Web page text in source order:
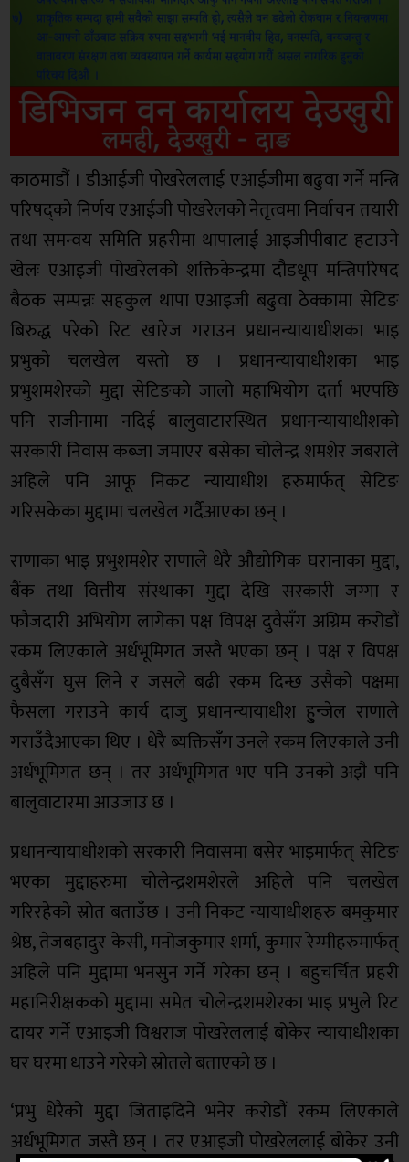
काठमाडौं । डीआईजी पोखरेललाई एआईजीमा बढुवा गर्ने मन्त्रि
परिषद‍्को निर्णय एआईजी पोखरेलको नेतृत्वमा निर्वाचन तयारी
तथा समन्वय समिति प्रहरीमा थापालाई आइजीपीबाट हटाउने
खेलः एआइजी पोखरेलको शक्तिकेन्द्रमा दौडधूप मन्त्रिपरिषद
बैठक सम्पन्नः सहकुल थापा एआइजी बढुवा ठेक्कामा सेटिङ
बिरुद्ध परेको रिट खारेज गराउन प्रधानन्यायाधीशका भाइ
प्रभुको चलखेल यस्तो छ । प्रधानन्यायाधीशका भाइ
प्रभुशमशेरको मुद्दा सेटिङको जालो महाभियोग दर्ता भएपछि
पनि राजीनामा नदिई बालुवाटारस्थित प्रधानन्यायाधीशको
सरकारी निवास कब्जा जमाएर बसेका चोलेन्द्र शमशेर जबराले
अहिले पनि आफू निकट न्यायाधीश हरुमार्फत् सेटिङ
गरिसकेका मुद्दामा चलखेल गर्दैआएका छन् ।
राणाका भाइ प्रभुशमशेर राणाले धेरै औद्योगिक घरानाका मुद्दा,
बैंक तथा वित्तीय संस्थाका मुद्दा देखि सरकारी जग्गा र
फौजदारी अभियोग लागेका पक्ष विपक्ष दुवैसँग अग्रिम करोडौं
रकम लिएकाले अर्धभूमिगत जस्तै भएका छन् । पक्ष र विपक्ष
दुबैसँग घुस लिने र जसले बढी रकम दिन्छ उसैको पक्षमा
फैसला गराउने कार्य दाजु प्रधानन्यायाधीश हु्न्जेल राणाले
गराउँदैआएका थिए । धेरै ब्यक्तिसँग उनले रकम लिएकाले उनी
अर्धभूमिगत छन् । तर अर्धभूमिगत भए पनि उनकोे अझै पनि
बालुवाटारमा आउजाउ छ ।
प्रधानन्यायाधीशको सरकारी निवासमा बसेर भाइमार्फत् सेटिङ
भएका मुद्दाहरुमा चोलेन्द्रशमशेरले अहिले पनि चलखेल
गरिरहेको स्रोत बताउँछ । उनी निकट न्यायाधीशहरु बमकुमार
श्रेष्ठ, तेजबहादुर केसी, मनोजकुमार शर्मा, कुमार रेग्मीहरुमार्फत्
अहिले पनि मुद्दामा भनसुन गर्ने गरेका छन् । बहुचर्चित प्रहरी
महानिरीक्षकको मुद्दामा समेत चोलेन्द्रशमशेरका भाइ प्रभुले रिट
दायर गर्ने एआइजी विश्वराज पोखरेललाई बोकेर न्यायाधीशका
घर घरमा धाउने गरेको स्रोतले बताएको छ ।
‘प्रभु धेरैको मुद्दा जिताइदिने भनेर करोडौं रकम लिएकाले
अर्धभूमिगत जस्तै छन् । तर एआइजी पोखरेललाई बोकेर उनी